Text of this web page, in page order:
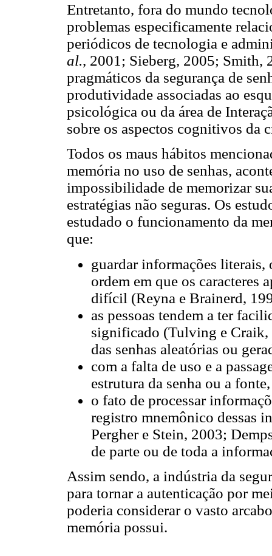
Entretanto, fora do mundo
problemas especificamente
periódicos de tecnologia e
al., 2001; Sieberg, 2005; Smith,
pragmáticos da segurança de
produtividade associadas ao
psicológica ou da área de
sobre os aspectos cognitivos da
Todos os maus hábitos
memória no uso de senhas,
impossibilidade de memorizar
estratégias não seguras. Os
estudado o funcionamento da
que:
guardar informações literais,
ordem em que os caracteres
difícil (Reyna e Brainerd,
as pessoas tendem a ter
significado (Tulving e Craik,
das senhas aleatórias ou
com a falta de uso e a
estrutura da senha ou a
o fato de processar
registro mnemônico dessas
Pergher e Stein, 2003;
de parte ou de toda a
Assim sendo, a indústria da
para tornar a autenticação por
poderia considerar o vasto
memória possui.